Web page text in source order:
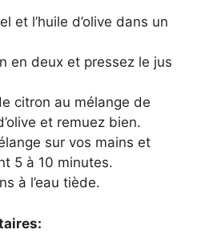
et l’huile d’olive dans un
en deux et pressez le jus
citron au mélange de
et remuez bien.
sur vos mains et
5 à 10 minutes.
à l’eau tiède.